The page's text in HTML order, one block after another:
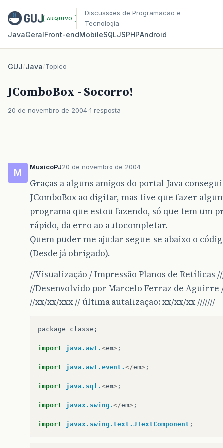
ARQUIVO
Discussoes de Programacao e
Tecnologia
JavaGeralFront‑endMobileSQLJSPHPAndroid
GUJ/Java/Topico
JComboBox - Socorro!
20 de novembro de 2004 1 resposta
M
MusicoPJ20 de novembro de 2004
Graças a alguns amigos do portal Java
JComboBox ao digitar, mas tive que fazer
programa que estou fazendo, só que tem um
rápido, da erro ao autocompletar.
Quem puder me ajudar segue-se abaixo o
(Desde já obrigado).
//Visualização / Impressão Planos de Retíficas
//Desenvolvido por Marcelo Ferraz de Aguirre
//xx/xx/xxx // última autalização: xx/xx/xx ///////
package classe ;
import java.awt. <em> ;
import java.awt.event. </em> ;
import java.sql. <em> ;
import javax.swing. </em> ;
import javax.swing.text.JTextComponent ;